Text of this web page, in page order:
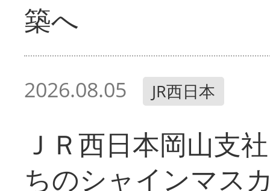
築へ
2026.08.05 JR西日本
ＪＲ西日本岡山支
ちのシャインマス